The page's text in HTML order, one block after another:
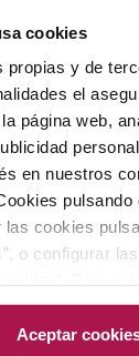
cookies
propias y de
el
página web,
en nuestros
pulsando
las cookies
o configurar
de
a nuestra
Aceptar
Su frescura
de estos
a la
Gramona
de la